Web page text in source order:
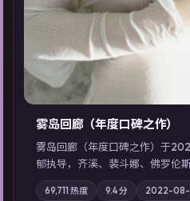
雾岛回廊（年度口碑之作）
雾岛回廊（年度口碑之作）于
郁执导，齐溪、裴斗娜、佛罗伦
主轴，边境小镇的平静被一封匿
地域气质；站内亦可通过「国产
69,711 热度 9.4分 2022-